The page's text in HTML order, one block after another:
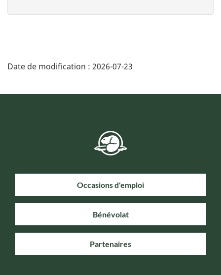
Date de modification : 2026-07-23
Occasions d'emploi
Bénévolat
Partenaires